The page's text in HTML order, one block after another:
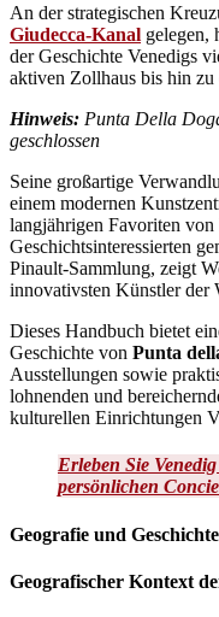
An der strategischen
Giudecca-Kanal gelegen,
der Geschichte Venedigs
aktiven Zollhaus bis hin
Hinweis: Punta Della
geschlossen
Seine großartige
einem modernen
langjährigen Favoriten
Geschichtsinteressierten
Pinault-Sammlung, zeigt
innovativsten Künstler der
Dieses Handbuch bietet
Geschichte von Punta
Ausstellungen sowie
lohnenden und
kulturellen Einrichtungen
Erleben Sie
persönlichen
Geografie und Geschichte
Geografischer Kontext